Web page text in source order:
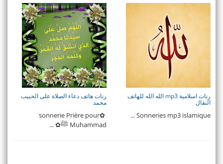
رنات اسلامية mp3 الله الله للهاتف
النقال
Sonneries mp3 islamique ...
رنات هاتف دعاء الصلاة على الحبيب
محمد
✿sonnerie Prière pour
Muhammad ﷺ✿ ...